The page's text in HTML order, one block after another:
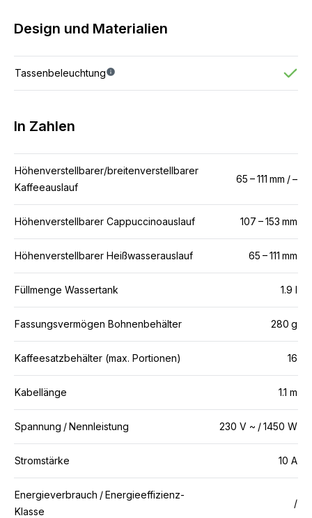
Design und Materialien
Tassenbeleuchtung
In Zahlen
Höhenverstellbarer/breitenverstellbarer
Kaffeeauslauf
65 – 111 mm / –
Höhenverstellbarer Cappuccinoauslauf 107 – 153 mm
Höhenverstellbarer Heißwasserauslauf 65 – 111 mm
Füllmenge Wassertank 1.9 l
Fassungsvermögen Bohnenbehälter 280 g
Kaffeesatzbehälter (max. Portionen) 16
Kabellänge 1.1 m
Spannung / Nennleistung 230 V ~ / 1450 W
Stromstärke 10 A
Energieverbrauch / Energieeffizienz-
Klasse
/